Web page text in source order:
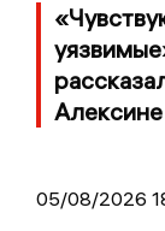
Алексине
05/08/2026